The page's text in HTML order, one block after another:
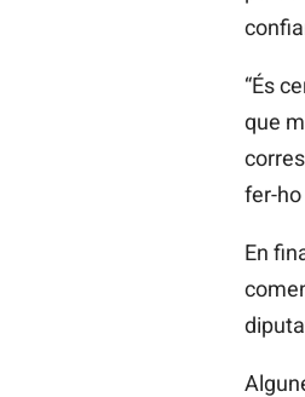
“És
que
fer-ho
En